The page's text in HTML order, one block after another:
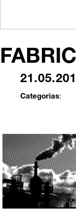
Categorias: